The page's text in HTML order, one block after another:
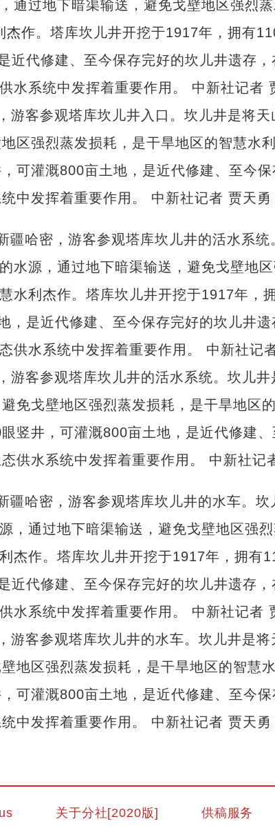
游客参观塔库坎儿井入口。坎儿井是将
区强烈蒸发损耗，是干旱地区的智慧水
可灌溉800亩土地，是近代修建、至今
中发挥着重要作用。 中新社记者 贾天勇
游客参观塔库坎儿井的活水系统。坎儿
免戈壁地区强烈蒸发损耗，是干旱地区
竖井，可灌溉800亩土地，是近代修建
供水系统中发挥着重要作用。 中新社记
游客参观塔库坎儿井的水车。坎儿井是
地区强烈蒸发损耗，是干旱地区的智慧
可灌溉800亩土地，是近代修建、至今
中发挥着重要作用。 中新社记者 贾天勇
关于分社[2020版] 供稿服务